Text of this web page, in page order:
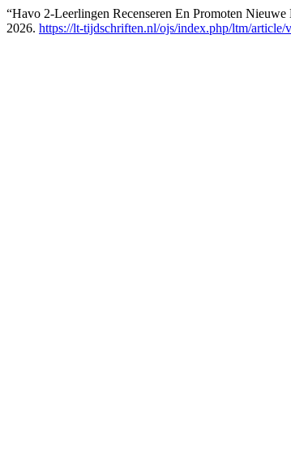
“Havo 2-Leerlingen Recenseren En Promoten
2026. https://lt-tijdschriften.nl/ojs/index.php/ltm/article/